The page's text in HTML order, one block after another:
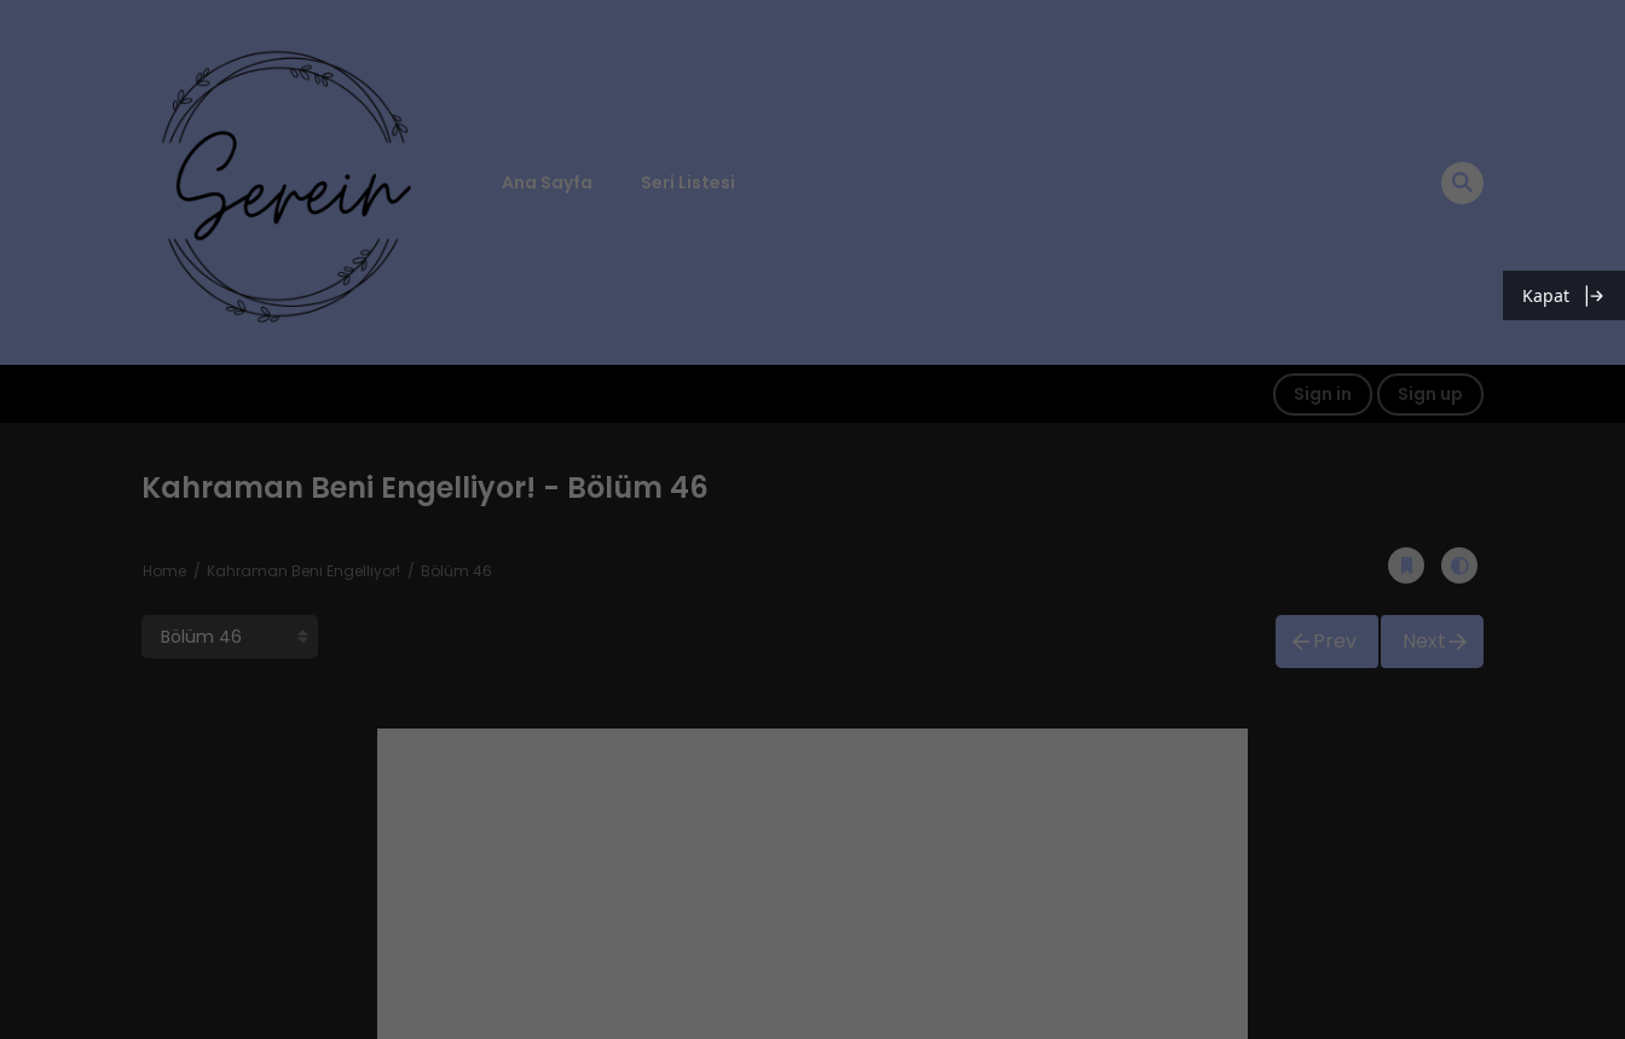
Ana Sayfa Seri Listesi
Sign in Sign up
Kahraman Beni Engelliyor! - Bölüm 46
Home Kahraman Beni Engelliyor! Bölüm 46
Prev Next
Kapat